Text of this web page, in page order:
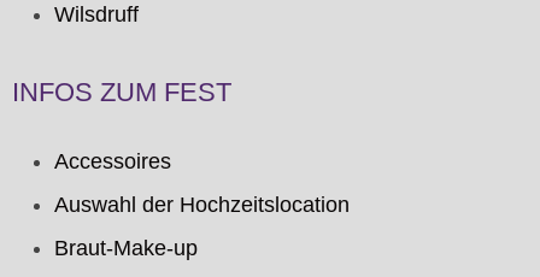
Wilsdruff
INFOS ZUM FEST
Accessoires
Auswahl der Hochzeitslocation
Braut-Make-up